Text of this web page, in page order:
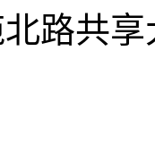
路共